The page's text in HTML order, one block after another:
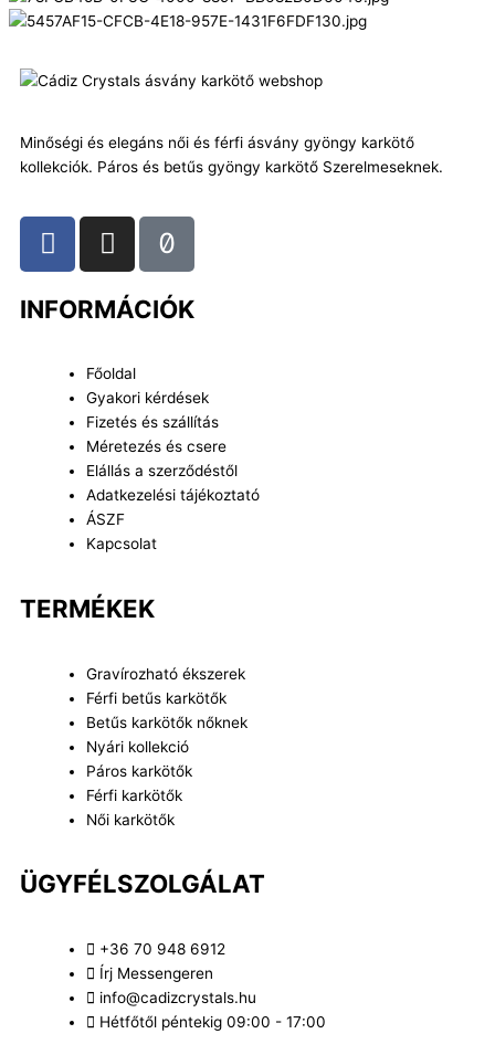
Minőségi és elegáns női és férfi ásvány gyöngy karkötő
kollekciók. Páros és betűs gyöngy karkötő Szerelmeseknek.
F
a
e
I
n
t
g
r
a
m
T
i
t
INFORMÁCIÓK
Főoldal
Gyakori kérdések
Fizetés és szállítás
Méretezés és csere
Elállás a szerződéstől
Adatkezelési tájékoztató
ÁSZF
Kapcsolat
TERMÉKEK
Gravírozható ékszerek
Férfi betűs karkötők
Betűs karkötők nőknek
Nyári kollekció
Páros karkötők
Férfi karkötők
Női karkötők
ÜGYFÉLSZOLGÁLAT
+36 70 948 6912
Írj Messengeren
info@cadizcrystals.hu
Hétfőtől péntekig 09:00 - 17:00